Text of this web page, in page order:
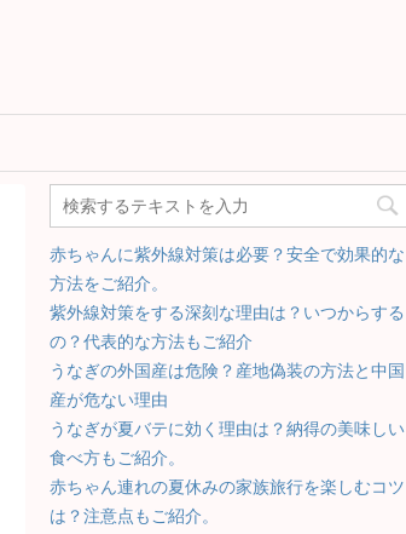
赤ちゃんに紫外線対策は必要？安全で効果的な
方法をご紹介。
紫外線対策をする深刻な理由は？いつからする
の？代表的な方法もご紹介
うなぎの外国産は危険？産地偽装の方法と中国
産が危ない理由
うなぎが夏バテに効く理由は？納得の美味しい
食べ方もご紹介。
赤ちゃん連れの夏休みの家族旅行を楽しむコツ
は？注意点もご紹介。